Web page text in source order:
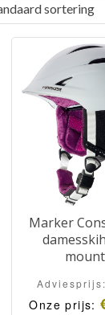
Marker
Onze prijs: